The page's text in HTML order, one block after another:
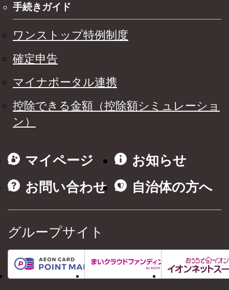
手続きガイド
ワンストップ特例制度
確定申告
マイナポータル連携
控除できる金額（控除額シミュレーショ
ン）
マイページ
お知らせ
お問い合わせ
自治体の方へ
グループサイト